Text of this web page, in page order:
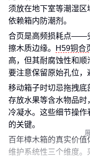
须放在地下室等潮湿
依赖箱内防潮剂。
合页是高频损耗点——
擦木质边缘。
H59铜合
高，但其耐腐蚀性和
要注意保留原始孔位，
移动箱子时切忌拖拽
存放水果等含水物品时
冷凝水。这些细节操
的关键。
百年樟木箱的真实价
维护系统性三个维度。